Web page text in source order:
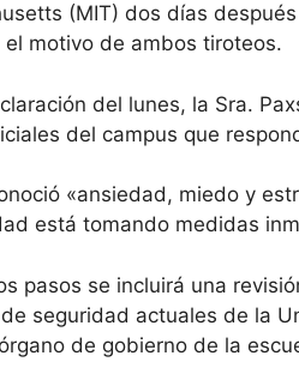
(MIT) dos días
el motivo de ambos tiroteos.
del lunes, la Sra.
del campus que
«ansiedad, miedo y
está tomando medidas
pasos se incluirá una
seguridad actuales de la
de gobierno de la